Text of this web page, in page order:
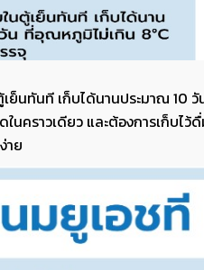
ย็นทันที เก็บได้นานประมาณ 10
คราวเดียว และต้องการเก็บไว้
าย